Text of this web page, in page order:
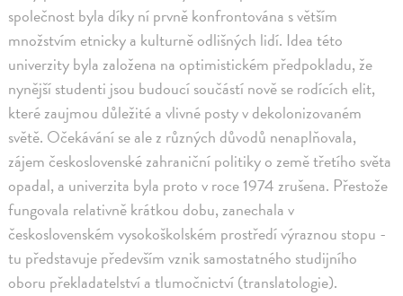
společnost byla díky ní prvně konfrontována s větším
množstvím etnicky a kulturně odlišných lidí. Idea této
univerzity byla založena na optimistickém předpokladu, že
nynější studenti jsou budoucí součástí nově se rodících elit,
které zaujmou důležité a vlivné posty v dekolonizovaném
světě. Očekávání se ale z různých důvodů nenaplňovala,
zájem československé zahraniční politiky o země třetího světa
opadal, a univerzita byla proto v roce 1974 zrušena. Přestože
fungovala relativně krátkou dobu, zanechala v
československém vysokoškolském prostředí výraznou stopu -
tu představuje především vznik samostatného studijního
oboru překladatelství a tlumočnictví (translatologie).